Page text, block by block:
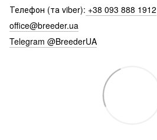
Телефон (та viber): +38 093 888 1912
office@breeder.ua
Telegram @BreederUA